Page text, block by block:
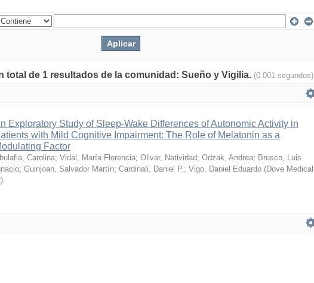
total de 1 resultados de la comunidad: Sueño y Vigilia. (0.001 segundos)
Exploratory Study of Sleep-Wake Differences of Autonomic Activity in
with Mild Cognitive Impairment: The Role of Melatonin as a
Factor
Carolina; Vidal, María Florencia; Olivar, Natividad; Odzak, Andrea; Brusco, Luis
; Guinjoan, Salvador Martín; Cardinali, Daniel P.; Vigo, Daniel Eduardo (Dove Medical
)